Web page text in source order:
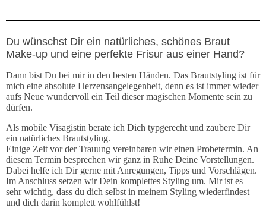
Du wünschst Dir ein natürliches, schönes Braut
Make-up und eine perfekte Frisur aus einer Hand?
Dann bist Du bei mir in den besten Händen. Das Brautstyling ist für
mich eine absolute Herzensangelegenheit, denn es ist immer wieder
aufs Neue wundervoll ein Teil dieser magischen Momente sein zu
dürfen.
Als mobile Visagistin berate ich Dich typgerecht und zaubere Dir
ein natürliches Brautstyling.
Einige Zeit vor der Trauung vereinbaren wir einen Probetermin. An
diesem Termin besprechen wir ganz in Ruhe Deine Vorstellungen.
Dabei helfe ich Dir gerne mit Anregungen, Tipps und Vorschlägen.
Im Anschluss setzen wir Dein komplettes Styling um. Mir ist es
sehr wichtig, dass du dich selbst in meinem Styling wiederfindest
und dich darin komplett wohlfühlst!